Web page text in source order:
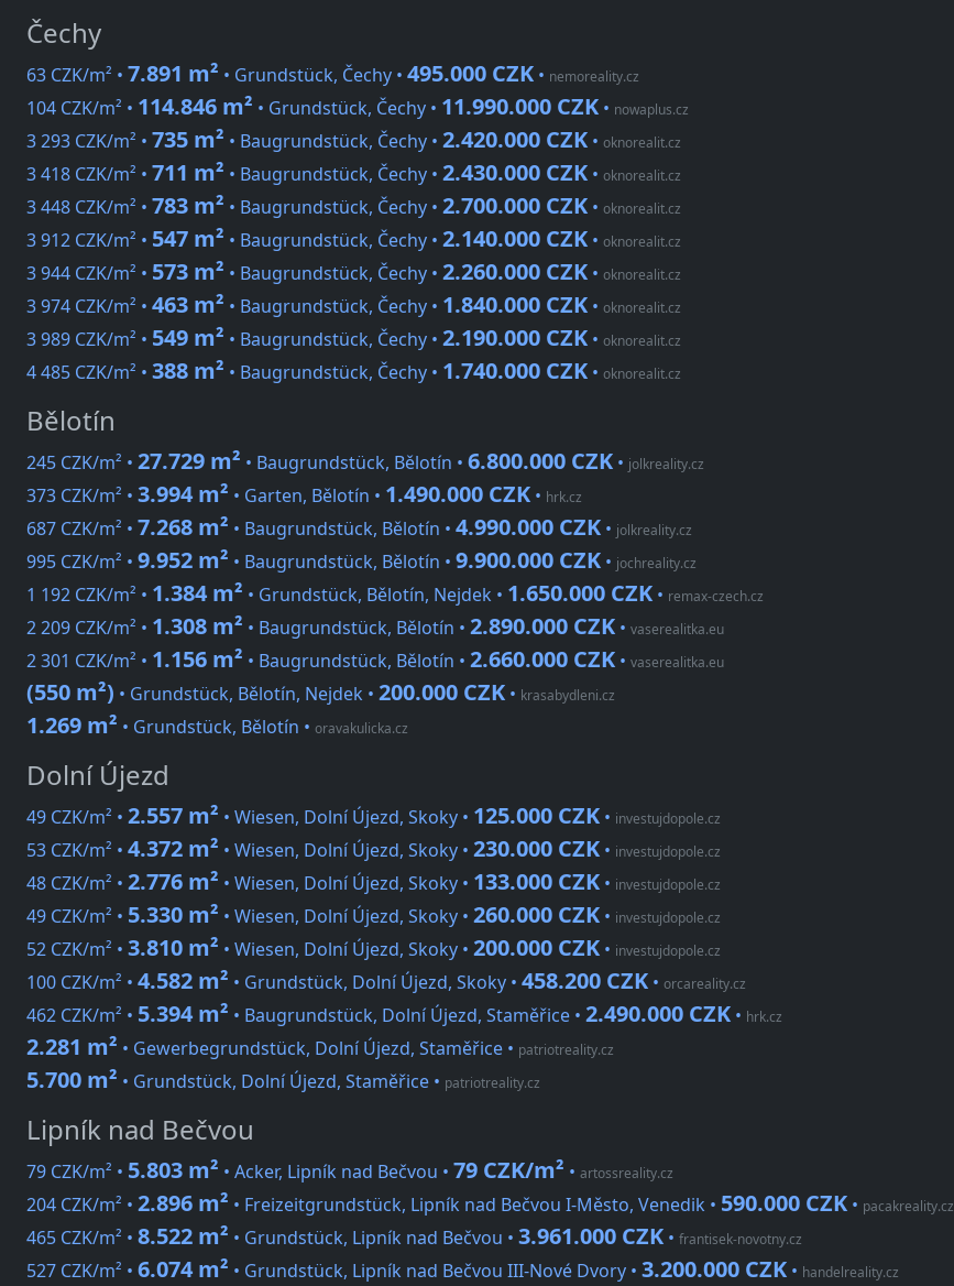
Čechy
63 CZK/m² • 7.891 m² • Grundstück, Čechy • 495.000 CZK • nemoreality.cz
104 CZK/m² • 114.846 m² • Grundstück, Čechy • 11.990.000 CZK • nowaplus.cz
3 293 CZK/m² • 735 m² • Baugrundstück, Čechy • 2.420.000 CZK • oknorealit.cz
3 418 CZK/m² • 711 m² • Baugrundstück, Čechy • 2.430.000 CZK • oknorealit.cz
3 448 CZK/m² • 783 m² • Baugrundstück, Čechy • 2.700.000 CZK • oknorealit.cz
3 912 CZK/m² • 547 m² • Baugrundstück, Čechy • 2.140.000 CZK • oknorealit.cz
3 944 CZK/m² • 573 m² • Baugrundstück, Čechy • 2.260.000 CZK • oknorealit.cz
3 974 CZK/m² • 463 m² • Baugrundstück, Čechy • 1.840.000 CZK • oknorealit.cz
3 989 CZK/m² • 549 m² • Baugrundstück, Čechy • 2.190.000 CZK • oknorealit.cz
4 485 CZK/m² • 388 m² • Baugrundstück, Čechy • 1.740.000 CZK • oknorealit.cz
Bělotín
245 CZK/m² • 27.729 m² • Baugrundstück, Bělotín • 6.800.000 CZK • jolkreality.cz
373 CZK/m² • 3.994 m² • Garten, Bělotín • 1.490.000 CZK • hrk.cz
687 CZK/m² • 7.268 m² • Baugrundstück, Bělotín • 4.990.000 CZK • jolkreality.cz
995 CZK/m² • 9.952 m² • Baugrundstück, Bělotín • 9.900.000 CZK • jochreality.cz
1 192 CZK/m² • 1.384 m² • Grundstück, Bělotín, Nejdek • 1.650.000 CZK • remax-czech.cz
2 209 CZK/m² • 1.308 m² • Baugrundstück, Bělotín • 2.890.000 CZK • vaserealitka.eu
2 301 CZK/m² • 1.156 m² • Baugrundstück, Bělotín • 2.660.000 CZK • vaserealitka.eu
(550 m²) • Grundstück, Bělotín, Nejdek • 200.000 CZK • krasabydleni.cz
1.269 m² • Grundstück, Bělotín • oravakulicka.cz
Dolní Újezd
49 CZK/m² • 2.557 m² • Wiesen, Dolní Újezd, Skoky • 125.000 CZK • investujdopole.cz
53 CZK/m² • 4.372 m² • Wiesen, Dolní Újezd, Skoky • 230.000 CZK • investujdopole.cz
48 CZK/m² • 2.776 m² • Wiesen, Dolní Újezd, Skoky • 133.000 CZK • investujdopole.cz
49 CZK/m² • 5.330 m² • Wiesen, Dolní Újezd, Skoky • 260.000 CZK • investujdopole.cz
52 CZK/m² • 3.810 m² • Wiesen, Dolní Újezd, Skoky • 200.000 CZK • investujdopole.cz
100 CZK/m² • 4.582 m² • Grundstück, Dolní Újezd, Skoky • 458.200 CZK • orcareality.cz
462 CZK/m² • 5.394 m² • Baugrundstück, Dolní Újezd, Staměřice • 2.490.000 CZK • hrk.cz
2.281 m² • Gewerbegrundstück, Dolní Újezd, Staměřice • patriotreality.cz
5.700 m² • Grundstück, Dolní Újezd, Staměřice • patriotreality.cz
Lipník nad Bečvou
79 CZK/m² • 5.803 m² • Acker, Lipník nad Bečvou • 79 CZK/m² • artossreality.cz
204 CZK/m² • 2.896 m² • Freizeitgrundstück, Lipník nad Bečvou I-Město, Venedik • 590.000 CZK • pacakreality.cz
465 CZK/m² • 8.522 m² • Grundstück, Lipník nad Bečvou • 3.961.000 CZK • frantisek-novotny.cz
527 CZK/m² • 6.074 m² • Grundstück, Lipník nad Bečvou III-Nové Dvory • 3.200.000 CZK • handelreality.cz